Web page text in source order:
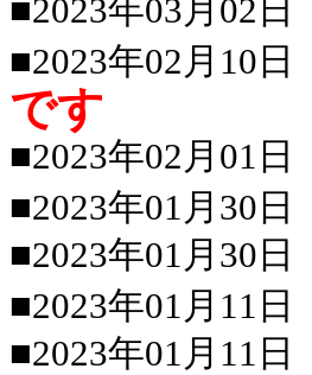
■2023年03月02日
■2023年02月10日
です
■2023年02月01日
■2023年01月30日
■2023年01月30日
■2023年01月11日
■2023年01月11日